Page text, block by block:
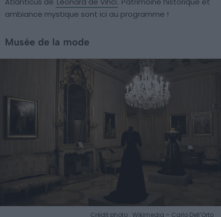
ambiance mystique sont ici au programme !
Musée de la mode
Crédit photo : Wikimedia – Carlo Dell’Orto